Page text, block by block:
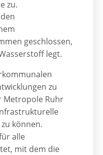
zu.
geschlossen,
legt.
zu
Metropole Ruhr
können.
alle
mit dem die